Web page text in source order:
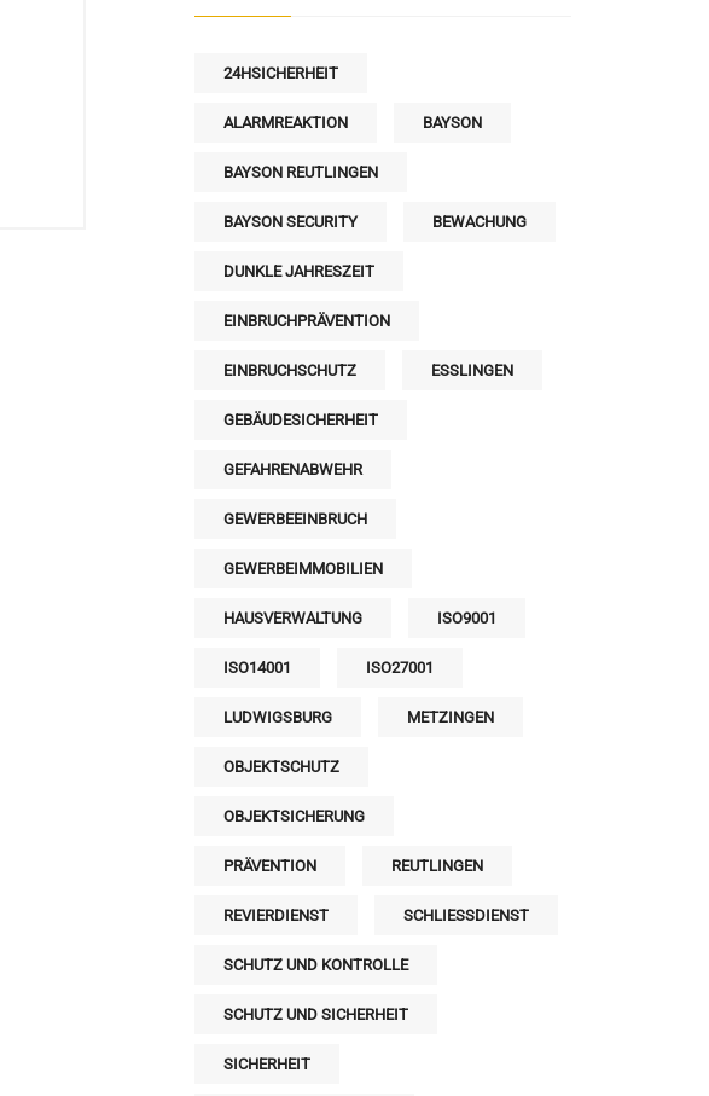
24HSICHERHEIT
ALARMREAKTION BAYSON
BAYSON REUTLINGEN
BAYSON SECURITY BEWACHUNG
DUNKLE JAHRESZEIT
EINBRUCHPRÄVENTION
EINBRUCHSCHUTZ ESSLINGEN
GEBÄUDESICHERHEIT
GEFAHRENABWEHR
GEWERBEEINBRUCH
GEWERBEIMMOBILIEN
HAUSVERWALTUNG ISO9001
ISO14001 ISO27001
LUDWIGSBURG METZINGEN
OBJEKTSCHUTZ
OBJEKTSICHERUNG
PRÄVENTION REUTLINGEN
REVIERDIENST SCHLIESSDIENST
SCHUTZ UND KONTROLLE
SCHUTZ UND SICHERHEIT
SICHERHEIT